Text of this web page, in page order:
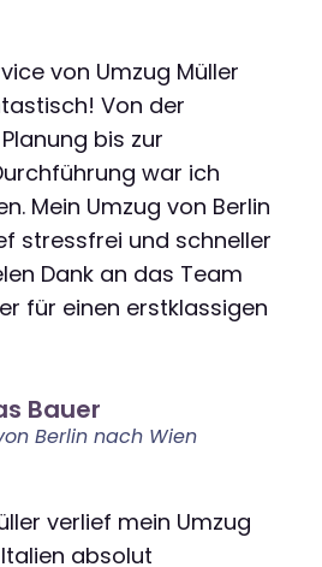
von Umzug Müller
Von der
bis zur
war ich
Mein Umzug von Berlin
stressfrei und schneller
Dank an das Team
für einen erstklassigen
Bauer
Berlin nach Wien
verlief mein Umzug
absolut